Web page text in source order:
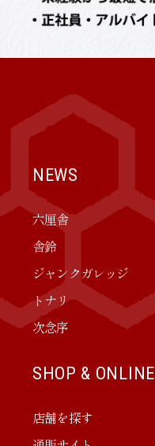
NEWS
六厘舎
舎鈴
ジャンクガレッジ
トナリ
次念序
SHOP & ONLINE
店舗を探す